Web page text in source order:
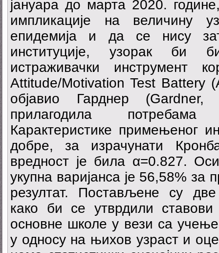
јануара до марта 2020.
импликације на величину
епидемија и да се нису
институције, узорак би
истраживачки инструмент
Attitude/Motivation Test Battery
објавио Гарднер
прилагодила потребама
Карактеристике примењеног
добре, за израчунати
вредност је била α=0.827.
укупна варијанса је 56,58% за
резултат. Постављене су
како би се утврдили
основне школе у вези са
у односу на њихов узраст и